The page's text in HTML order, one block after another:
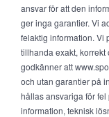
ansvar för att den
ger inga garantier. Vi
felaktig information. Vi
tillhanda exakt,
godkänner att
och utan garantier på
hållas ansvariga för
information, teknisk